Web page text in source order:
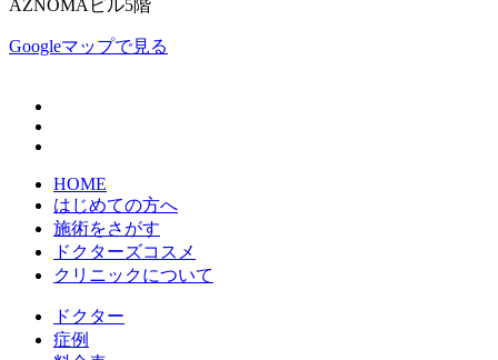
AZNOMAビル5階
Googleマップで見る
HOME
はじめての方へ
施術をさがす
ドクターズコスメ
クリニックについて
ドクター
症例